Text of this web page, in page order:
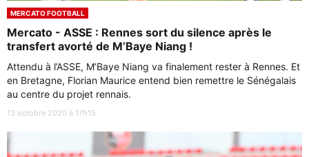
MERCATO FOOTBALL
Mercato - ASSE : Rennes sort du silence après le
transfert avorté de M’Baye Niang !
Attendu à l’ASSE, M’Baye Niang va finalement rester à Rennes. Et
en Bretagne, Florian Maurice entend bien remettre le Sénégalais
au centre du projet rennais.
13 octobre 2020 à 17h15